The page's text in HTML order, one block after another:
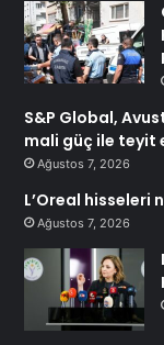
S&P Global,
mali güç ile teyit
Ağustos 7, 2026
L’Oreal hisseleri
Ağustos 7, 2026